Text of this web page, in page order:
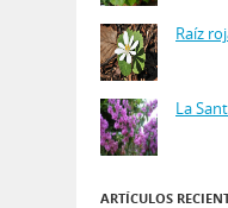
Raíz
La
ARTÍCULOS